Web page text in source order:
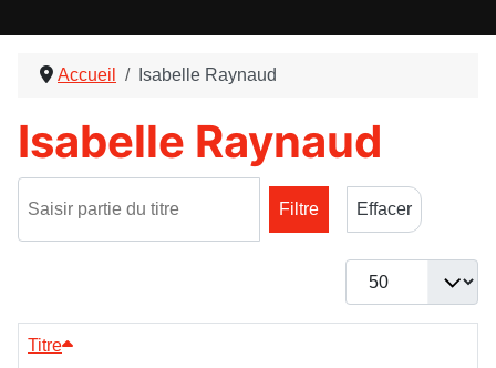
Accueil Isabelle Raynaud
Isabelle Raynaud
Filtre
Effacer
Afficher #
Titre